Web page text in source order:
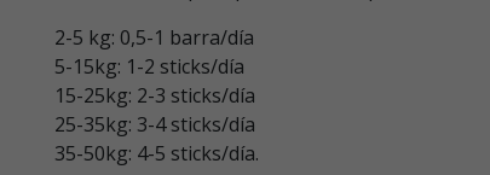
2-5 kg: 0,5-1 barra/día
5-15kg: 1-2 sticks/día
15-25kg: 2-3 sticks/día
25-35kg: 3-4 sticks/día
35-50kg: 4-5 sticks/día.